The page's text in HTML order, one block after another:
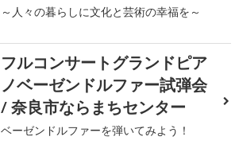
～人々の暮らしに文化と芸術の幸福を～
フルコンサートグランドピア
ノベーゼンドルファー試弾会
/ 奈良市ならまちセンター
ベーゼンドルファーを弾いてみよう！